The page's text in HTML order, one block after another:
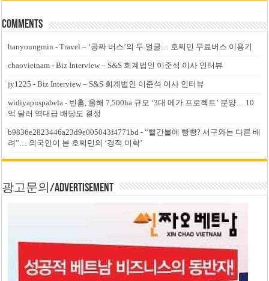
Comments
hanyoungmin -Travel – ‘공짜 버스’의 두 얼굴… 호찌민 무료버스 이용기
chaovietnam -Biz Interview – S&S 회계법인 이준석 이사 인터뷰
jy1225 -Biz Interview – S&S 회계법인 이준석 이사 인터뷰
widiyapuspabela - 빈홈, 올해 7,500ha 규모 ‘3대 메가 프로젝트’ 분양… 10
억 달러 역대급 배당도 결정
b9836e2823446a23d9e005043f4771bd -“빨간불에 빵빵? 서구와는 다른 배
려”… 외국인이 본 호찌민의 ‘경적 미학’
광고문의/Advertisement